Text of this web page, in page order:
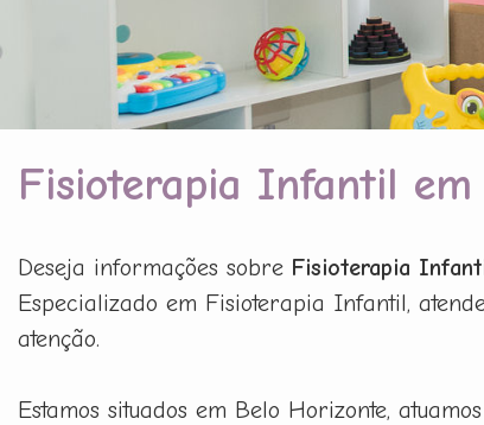
Fisioterapia Infantil em
Deseja informações sobre Fisioterapia
Especializado em Fisioterapia Infantil,
atenção.
Estamos situados em Belo Horizonte,